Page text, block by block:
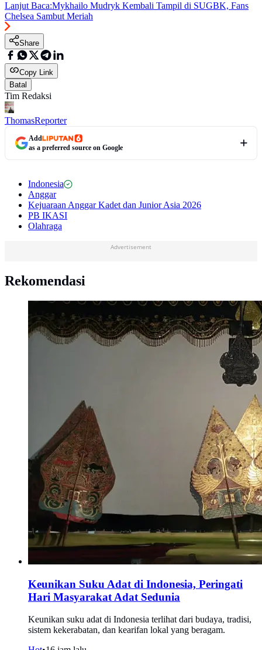
Lanjut Baca:Mykhailo Mudryk Kembali Tampil di SUGBK, Fans
Chelsea Sambut Meriah
Share
Copy Link
Batal
Tim Redaksi
ThomasReporter
Add
as a preferred source on Google
Indonesia
Anggar
Kejuaraan Anggar Kadet dan Junior Asia 2026
PB IKASI
Olahraga
Advertisement
Rekomendasi
Keunikan Suku Adat di Indonesia, Peringati
Hari Masyarakat Adat Sedunia
Keunikan suku adat di Indonesia terlihat dari budaya, tradisi,
sistem kekerabatan, dan kearifan lokal yang beragam.